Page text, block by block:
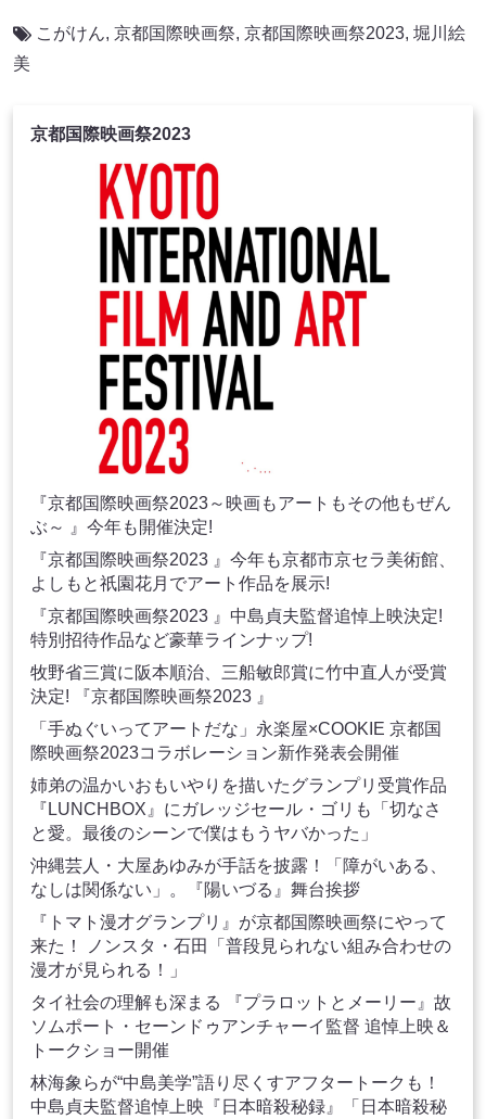
こがけん, 京都国際映画祭, 京都国際映画祭2023, 堀川絵
美
京都国際映画祭2023
『京都国際映画祭2023～映画もアートもその他もぜん
ぶ～ 』今年も開催決定!
『京都国際映画祭2023 』今年も京都市京セラ美術館、
よしもと祇園花月でアート作品を展示!
『京都国際映画祭2023 』中島貞夫監督追悼上映決定!
特別招待作品など豪華ラインナップ!
牧野省三賞に阪本順治、三船敏郎賞に竹中直人が受賞
決定! 『京都国際映画祭2023 』
「手ぬぐいってアートだな」永楽屋×COOKIE 京都国
際映画祭2023コラボレーション新作発表会開催
姉弟の温かいおもいやりを描いたグランプリ受賞作品
『LUNCHBOX』にガレッジセール・ゴリも「切なさ
と愛。最後のシーンで僕はもうヤバかった」
沖縄芸人・大屋あゆみが手話を披露！「障がいある、
なしは関係ない」。『陽いづる』舞台挨拶
『トマト漫才グランプリ』が京都国際映画祭にやって
来た！ ノンスタ・石田「普段見られない組み合わせの
漫才が見られる！」
タイ社会の理解も深まる 『プラロットとメーリー』故
ソムポート・セーンドゥアンチャーイ監督 追悼上映＆
トークショー開催
林海象らが“中島美学”語り尽くすアフタートークも！
中島貞夫監督追悼上映『日本暗殺秘録』「日本暗殺秘